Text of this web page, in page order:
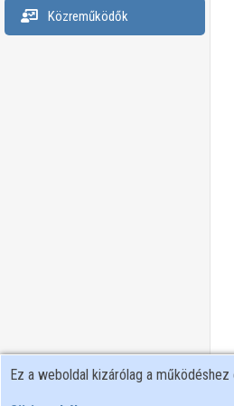
Közreműködők
Ez a weboldal kizárólag a